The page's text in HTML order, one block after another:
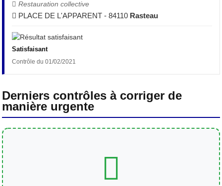
Restauration collective
PLACE DE L'APPARENT - 84110 Rasteau
Satisfaisant
Contrôle du 01/02/2021
Derniers contrôles à corriger de
manière urgente